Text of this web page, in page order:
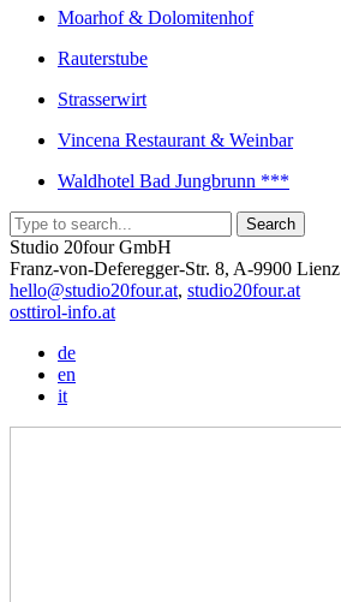
Moarhof & Dolomitenhof
Rauterstube
Strasserwirt
Vincena Restaurant & Weinbar
Waldhotel Bad Jungbrunn ***
Studio 20four GmbH
Franz-von-Deferegger-Str. 8, A-9900 Lienz
hello@studio20four.at, studio20four.at
osttirol-info.at
de
en
it